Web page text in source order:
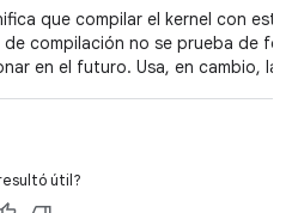
que compilar el kernel con
compilación no se prueba de
en el futuro. Usa, en cambio, la
útil?